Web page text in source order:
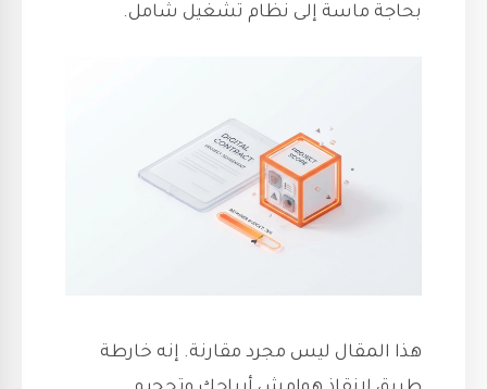
بحاجة ماسة إلى نظام تشغيل شامل.
هذا المقال ليس مجرد مقارنة. إنه خارطة